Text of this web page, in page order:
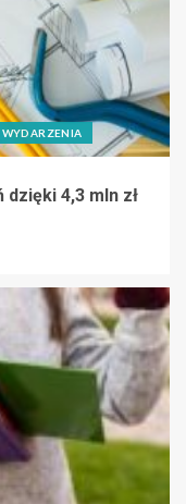
WYDARZENIA
4,3 mln zł